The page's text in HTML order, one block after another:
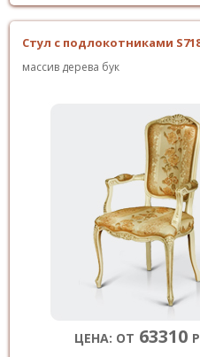
Стул с подлокотниками
массив дерева бук
ЦЕНА: ОТ 63310